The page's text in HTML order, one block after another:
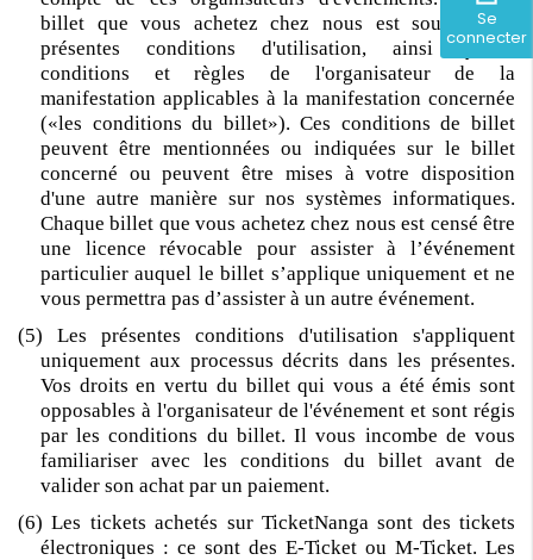
Se
connecter
billet que vous achetez chez nous est soumis aux
présentes conditions d'utilisation, ainsi qu'aux
conditions et règles de l'organisateur de la
manifestation applicables à la manifestation concernée
(«les conditions du billet»). Ces conditions de billet
peuvent être mentionnées ou indiquées sur le billet
concerné ou peuvent être mises à votre disposition
d'une autre manière sur nos systèmes informatiques.
Chaque billet que vous achetez chez nous est censé être
une licence révocable pour assister à l’événement
particulier auquel le billet s’applique uniquement et ne
vous permettra pas d’assister à un autre événement.
(5) Les présentes conditions d'utilisation s'appliquent
uniquement aux processus décrits dans les présentes.
Vos droits en vertu du billet qui vous a été émis sont
opposables à l'organisateur de l'événement et sont régis
par les conditions du billet. Il vous incombe de vous
familiariser avec les conditions du billet avant de
valider son achat par un paiement.
(6) Les tickets achetés sur TicketNanga sont des tickets
électroniques : ce sont des E-Ticket ou M-Ticket. Les